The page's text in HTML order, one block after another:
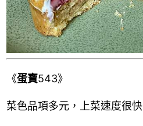
《蛋寶543》
菜色品項多元，上菜速度很快